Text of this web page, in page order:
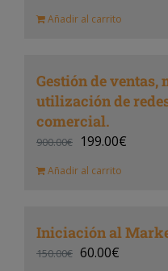
Añadir al carrito
Gestión de
utilización de
comercial.
900.00€ 199.00€
Añadir al carrito
Iniciación al
150.00€ 60.00€